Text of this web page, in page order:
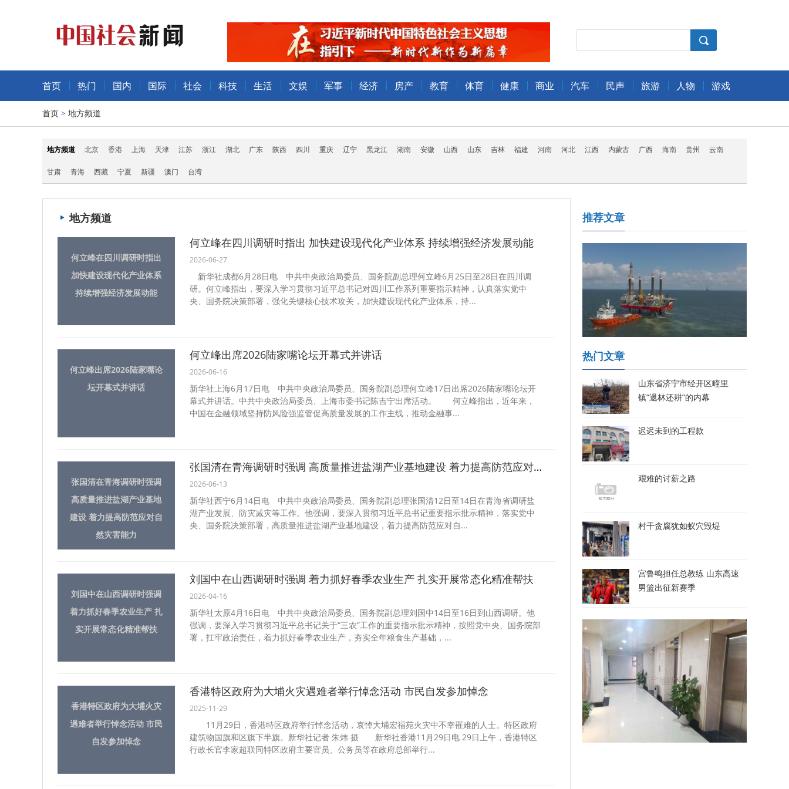
首页 热门 国内 国际 社会 科技 生活 文娱 军事 经济 房产 教育 体育 健康 商业 汽车 民声 旅游 人物 游戏
首页 > 地方频道
地方频道 北京 香港 上海 天津 江苏 浙江 湖北 广东 陕西 四川 重庆 辽宁 黑龙江 湖南 安徽 山西 山东 吉林 福建 河南 河北 江西 内蒙古 广西 海南 贵州 云南
甘肃 青海 西藏 宁夏 新疆 澳门 台湾
地方频道
何立峰在四川调研时指出
加快建设现代化产业体系
持续增强经济发展动能
何立峰在四川调研时指出 加快建设现代化产业体系 持续增强经济发展动能
2026-06-27
新华社成都6月28日电 中共中央政治局委员、国务院副总理何立峰6月25日至28日在四川调
研。何立峰指出，要深入学习贯彻习近平总书记对四川工作系列重要指示精神，认真落实党中
央、国务院决策部署，强化关键核心技术攻关，加快建设现代化产业体系，持...
何立峰出席2026陆家嘴论
坛开幕式并讲话
何立峰出席2026陆家嘴论坛开幕式并讲话
2026-06-16
新华社上海6月17日电 中共中央政治局委员、国务院副总理何立峰17日出席2026陆家嘴论坛开
幕式并讲话。中共中央政治局委员、上海市委书记陈吉宁出席活动。 何立峰指出，近年来，
中国在金融领域坚持防风险强监管促高质量发展的工作主线，推动金融事...
张国清在青海调研时强调
高质量推进盐湖产业基地
建设 着力提高防范应对自
然灾害能力
张国清在青海调研时强调 高质量推进盐湖产业基地建设 着力提高防范应对自然灾害能力
2026-06-13
新华社西宁6月14日电 中共中央政治局委员、国务院副总理张国清12日至14日在青海省调研盐
湖产业发展、防灾减灾等工作。他强调，要深入贯彻习近平总书记重要指示批示精神，落实党中
央、国务院决策部署，高质量推进盐湖产业基地建设，着力提高防范应对自...
刘国中在山西调研时强调
着力抓好春季农业生产 扎
实开展常态化精准帮扶
刘国中在山西调研时强调 着力抓好春季农业生产 扎实开展常态化精准帮扶
2026-04-16
新华社太原4月16日电 中共中央政治局委员、国务院副总理刘国中14日至16日到山西调研。他
强调，要深入学习贯彻习近平总书记关于“三农”工作的重要指示批示精神，按照党中央、国务院部
署，扛牢政治责任，着力抓好春季农业生产，夯实全年粮食生产基础，...
香港特区政府为大埔火灾
遇难者举行悼念活动 市民
自发参加悼念
香港特区政府为大埔火灾遇难者举行悼念活动 市民自发参加悼念
2025-11-29
11月29日，香港特区政府举行悼念活动，哀悼大埔宏福苑火灾中不幸罹难的人士。特区政府
建筑物国旗和区旗下半旗。新华社记者 朱炜 摄 新华社香港11月29日电 29日上午，香港特区
行政长官李家超联同特区政府主要官员、公务员等在政府总部举行...
推荐文章
热门文章
山东省济宁市经开区疃里
镇“退林还耕”的内幕
迟迟未到的工程款
艰难的讨薪之路
村干贪腐犹如蚁穴毁堤
宫鲁鸣担任总教练 山东高速
男篮出征新赛季